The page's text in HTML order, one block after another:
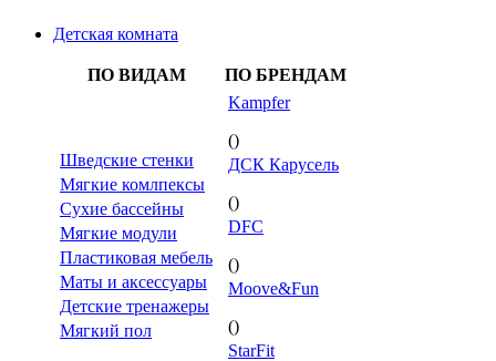
Детская комната
ПО ВИДАМ ПО БРЕНДАМ
Шведские стенки
Мягкие комлпексы
Сухие бассейны
Мягкие модули
Пластиковая мебель
Маты и аксессуары
Детские тренажеры
Мягкий пол
Kampfer
()
ДСК Карусель
()
DFC
()
Moove&Fun
()
StarFit